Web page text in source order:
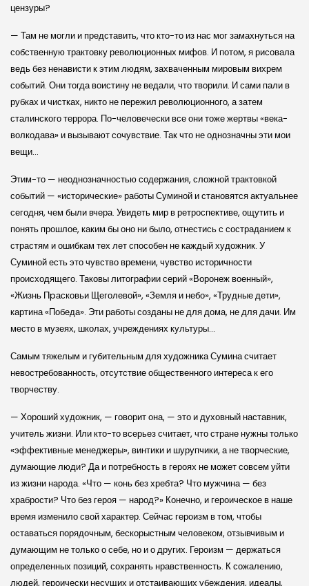
цензуры?
— Там не могли и представить, что кто-то из нас мог замахнуться на
собственную трактовку революционных мифов. И потом, я рисовала
ведь без ненависти к этим людям, захваченным мировым вихрем
событий. Они тогда воистину не ведали, что творили. И сами пали в
рубках и чистках, никто не пережил революционного, а затем
сталинского террора. По-человечески все они тоже жертвы «века-
волкодава» и вызывают сочувствие. Так что не однозначны эти мои
вещи…
Этим-то — неоднозначностью содержания, сложной трактовкой
событий — «исторические» работы Суминой и становятся актуальнее
сегодня, чем были вчера. Увидеть мир в ретроспективе, ощутить и
понять прошлое, каким бы оно ни было, отнестись с состраданием к
страстям и ошибкам тех лет способен не каждый художник. У
Суминой есть это чувство времени, чувство историчности
происходящего. Таковы литографии серий «Воронеж военный»,
«Жизнь Пpасковьи Щеголевой», «Земля и небо», «Трудные дети»,
картина «Победа». Эти работы созданы не для дома, не для дачи. Им
место в музеях, школах, учреждениях культуры…
Самым тяжелым и губительным для художника Сумина считает
невостребованность, отсутствие общественного интереса к его
творчеству.
— Хороший художник, — говорит она, — это и духовный наставник,
учитель жизни. Или кто-то всерьез считает, что стране нужны только
«эффективные менеджеры», винтики и шурупчики, а не творческие,
думающие люди? Да и потребность в героях не может совсем уйти
из жизни народа. «Что — конь без хребта? Что мужчина — без
храбрости? Что без героя — народ?» Конечно, и героическое в наше
время изменило свой характер. Сейчас героизм в том, чтобы
оставаться порядочным, бескорыстным человеком, отзывчивым и
думающим не только о себе, но и о других. Героизм — держаться
определенных позиций, сохранять нравственность. К сожалению,
людей, героически несущих и отстаивающих убеждения, идеалы,